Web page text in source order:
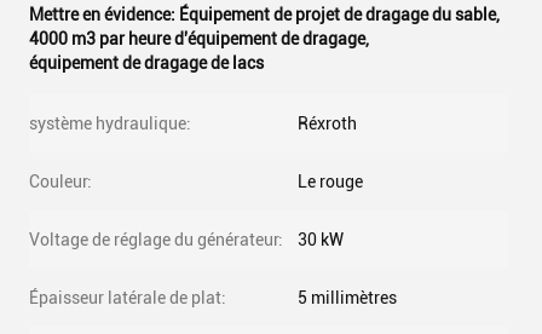
Mettre en évidence: Équipement de projet de dragage du sable,
4000 m3 par heure d'équipement de dragage,
équipement de dragage de lacs
système hydraulique: Réxroth
Couleur: Le rouge
Voltage de réglage du générateur: 30 kW
Épaisseur latérale de plat: 5 millimètres